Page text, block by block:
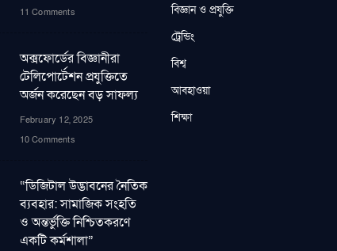
11 Comments
অক্সফোর্ডের বিজ্ঞানীরা
টেলিপোর্টেশন প্রযুক্তিতে
অর্জন করেছেন বড় সাফল্য
February 12, 2025
10 Comments
“ডিজিটাল উদ্ভাবনের নৈতিক
ব্যবহার: সামাজিক সংহতি
ও অন্তর্ভুক্তি নিশ্চিতকরণে
একটি কর্মশালা”
বিজ্ঞান ও প্রযুক্তি
ট্রেন্ডিং
বিশ্ব
আবহাওয়া
শিক্ষা